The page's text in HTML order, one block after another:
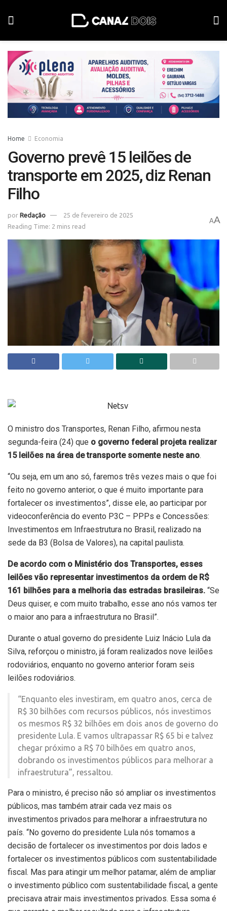
Home Economia
Governo prevê 15 leilões de
transporte em 2025, diz Renan
Filho
por Redação
25 de fevereiro de 2025
Reading Time: 2 mins read
AA
O ministro dos Transportes, Renan Filho, afirmou nesta
segunda-feira (24) que o governo federal projeta realizar
15 leilões na área de transporte somente neste ano.
“Ou seja, em um ano só, faremos três vezes mais o que foi
feito no governo anterior, o que é muito importante para
fortalecer os investimentos”, disse ele, ao participar por
videoconferência do evento P3C – PPPs e Concessões:
Investimentos em Infraestrutura no Brasil, realizado na
sede da B3 (Bolsa de Valores), na capital paulista.
De acordo com o Ministério dos Transportes, esses
leilões vão representar investimentos da ordem de R$
161 bilhões para a melhoria das estradas brasileiras. “Se
Deus quiser, e com muito trabalho, esse ano nós vamos ter
o maior ano para a infraestrutura no Brasil”.
Durante o atual governo do presidente Luiz Inácio Lula da
Silva, reforçou o ministro, já foram realizados nove leilões
rodoviários, enquanto no governo anterior foram seis
leilões rodoviários.
“Enquanto eles investiram, em quatro anos, cerca de
R$ 30 bilhões com recursos públicos, nós investimos
os mesmos R$ 32 bilhões em dois anos de governo do
presidente Lula. E vamos ultrapassar R$ 65 bi e talvez
chegar próximo a R$ 70 bilhões em quatro anos,
dobrando os investimentos públicos para melhorar a
infraestrutura”, ressaltou.
Para o ministro, é preciso não só ampliar os investimentos
públicos, mas também atrair cada vez mais os
investimentos privados para melhorar a infraestrutura no
país. “No governo do presidente Lula nós tomamos a
decisão de fortalecer os investimentos por dois lados e
fortalecer os investimentos públicos com sustentabilidade
fiscal. Mas para atingir um melhor patamar, além de ampliar
o investimento público com sustentabilidade fiscal, a gente
precisava atrair mais investimentos privados. Essa soma é